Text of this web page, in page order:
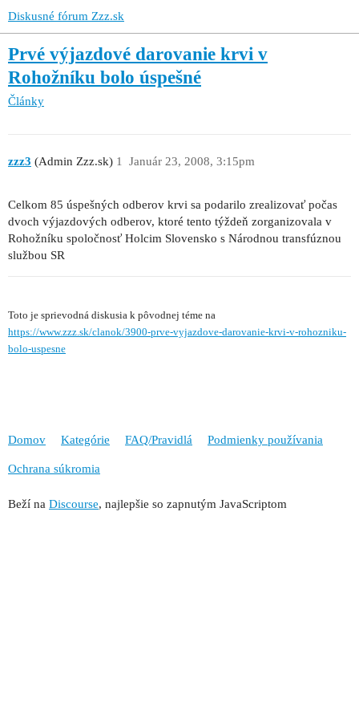
Diskusné fórum Zzz.sk
Prvé výjazdové darovanie krvi v
Rohožníku bolo úspešné
Články
zzz3 (Admin Zzz.sk) Január 23, 2008, 3:15pm
1
Celkom 85 úspešných odberov krvi sa podarilo zrealizovať počas
dvoch výjazdových odberov, ktoré tento týždeň zorganizovala v
Rohožníku spoločnosť Holcim Slovensko s Národnou transfúznou
službou SR
Toto je sprievodná diskusia k pôvodnej téme na
https://www.zzz.sk/clanok/3900-prve-vyjazdove-darovanie-krvi-v-rohozniku-
bolo-uspesne
Domov Kategórie FAQ/Pravidlá Podmienky používania
Ochrana súkromia
Beží na Discourse, najlepšie so zapnutým JavaScriptom